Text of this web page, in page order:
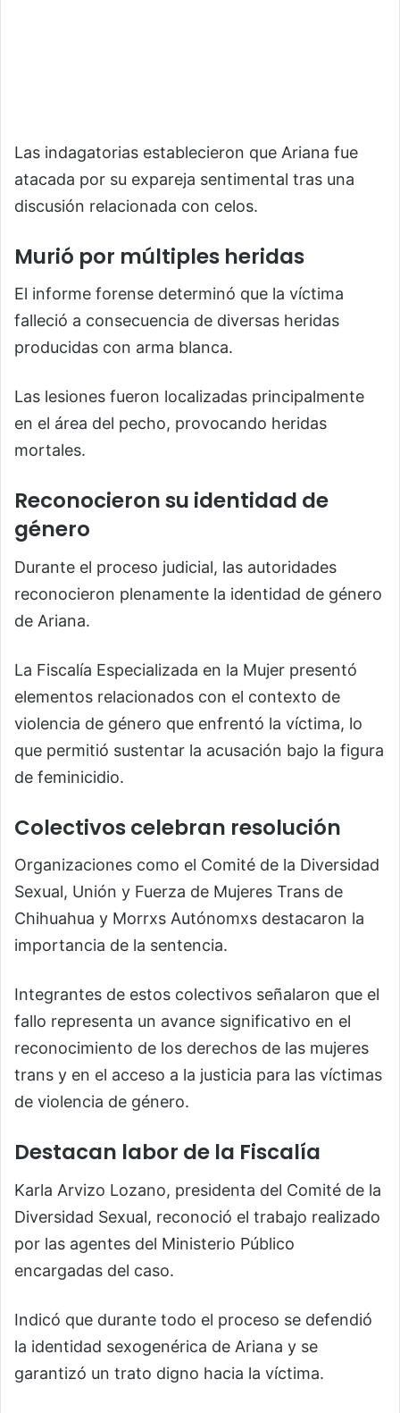
Las indagatorias establecieron que Ariana fue
atacada por su expareja sentimental tras una
discusión relacionada con celos.
Murió por múltiples heridas
El informe forense determinó que la víctima
falleció a consecuencia de diversas heridas
producidas con arma blanca.
Las lesiones fueron localizadas principalmente
en el área del pecho, provocando heridas
mortales.
Reconocieron su identidad de
género
Durante el proceso judicial, las autoridades
reconocieron plenamente la identidad de género
de Ariana.
La Fiscalía Especializada en la Mujer presentó
elementos relacionados con el contexto de
violencia de género que enfrentó la víctima, lo
que permitió sustentar la acusación bajo la figura
de feminicidio.
Colectivos celebran resolución
Organizaciones como el Comité de la Diversidad
Sexual, Unión y Fuerza de Mujeres Trans de
Chihuahua y Morrxs Autónomxs destacaron la
importancia de la sentencia.
Integrantes de estos colectivos señalaron que el
fallo representa un avance significativo en el
reconocimiento de los derechos de las mujeres
trans y en el acceso a la justicia para las víctimas
de violencia de género.
Destacan labor de la Fiscalía
Karla Arvizo Lozano, presidenta del Comité de la
Diversidad Sexual, reconoció el trabajo realizado
por las agentes del Ministerio Público
encargadas del caso.
Indicó que durante todo el proceso se defendió
la identidad sexogenérica de Ariana y se
garantizó un trato digno hacia la víctima.